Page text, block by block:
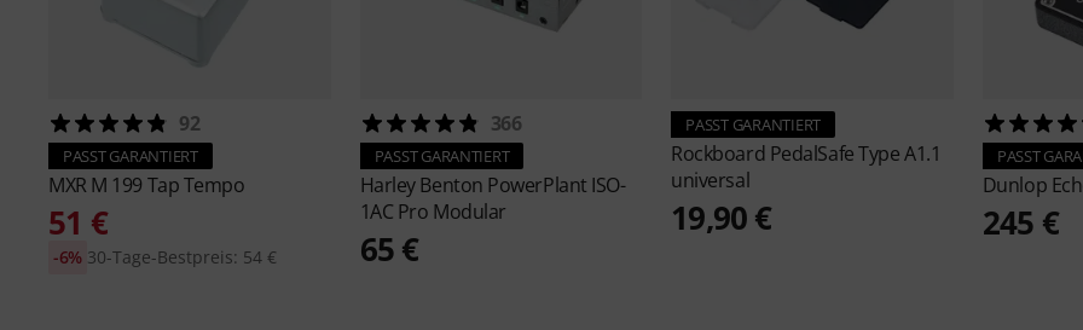
92
PASST GARANTIERT
MXR M 199 Tap Tempo
51 €
30-Tage-Bestpreis: 54 €
-6%
366
PASST GARANTIERT
Harley Benton PowerPlant ISO-
1AC Pro Modular
65 €
PASST GARANTIERT
Rockboard PedalSafe Type A1.1
universal
19,90 €
PASST
Dunlop
245 €